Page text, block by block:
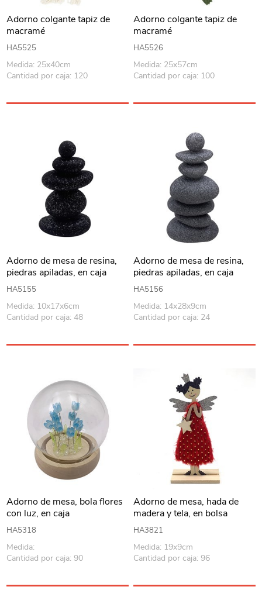
Adorno colgante tapiz de
macramé
HA5525
Medida: 25x40cm
Cantidad por caja: 120
Adorno colgante tapiz de
macramé
HA5526
Medida: 25x57cm
Cantidad por caja: 100
Adorno de mesa de resina,
piedras apiladas, en caja
HA5155
Medida: 10x17x6cm
Cantidad por caja: 48
Adorno de mesa de resina,
piedras apiladas, en caja
HA5156
Medida: 14x28x9cm
Cantidad por caja: 24
Adorno de mesa, bola flores
con luz, en caja
HA5318
Medida:
Cantidad por caja: 90
Adorno de mesa, hada de
madera y tela, en bolsa
HA3821
Medida: 19x9cm
Cantidad por caja: 96